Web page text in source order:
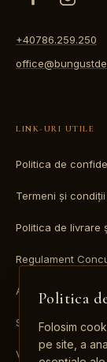
+40786.259.250
LINK-URI UTILE
Politica de
Termeni și condiții
Politica de livrare
Regulament
ANPC
SOL
Valori nutriționale
Politica
Folosim
pe site, a